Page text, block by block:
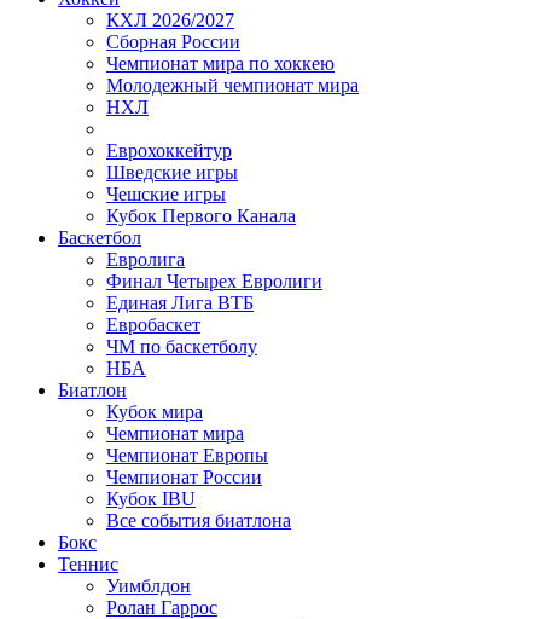
КХЛ 2026/2027
Сборная России
Чемпионат мира по хоккею
Молодежный чемпионат мира
НХЛ
Еврохоккейтур
Шведские игры
Чешские игры
Кубок Первого Канала
Баскетбол
Евролига
Финал Четырех Евролиги
Единая Лига ВТБ
Евробаскет
ЧМ по баскетболу
НБА
Биатлон
Кубок мира
Чемпионат мира
Чемпионат Европы
Чемпионат России
Кубок IBU
Все события биатлона
Бокс
Теннис
Уимблдон
Ролан Гаррос